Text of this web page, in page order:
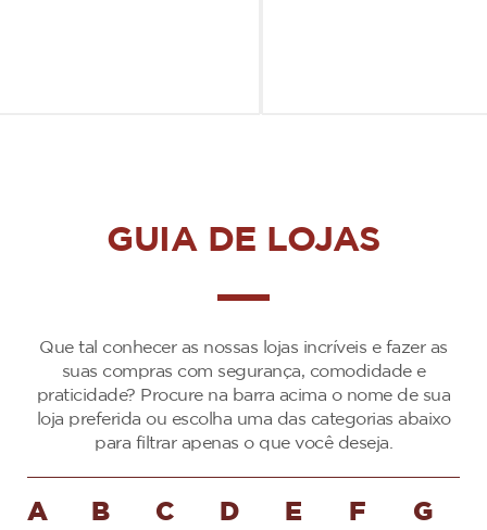
GUIA DE LOJAS
Que tal conhecer as nossas lojas incríveis e fazer as
suas compras com segurança, comodidade e
praticidade? Procure na barra acima o nome de sua
loja preferida ou escolha uma das categorias abaixo
para filtrar apenas o que você deseja.
A B C D E F G